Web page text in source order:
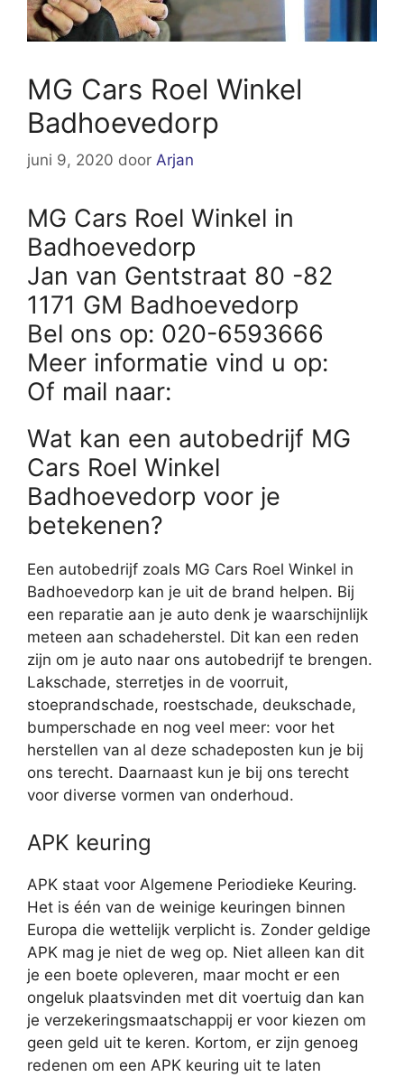
MG Cars Roel Winkel
Badhoevedorp
juni 9, 2020 door Arjan
MG Cars Roel Winkel in
Badhoevedorp
Jan van Gentstraat 80 -82
1171 GM Badhoevedorp
Bel ons op: 020-6593666
Meer informatie vind u op:
Of mail naar:
Wat kan een autobedrijf MG
Cars Roel Winkel
Badhoevedorp voor je
betekenen?
Een autobedrijf zoals MG Cars Roel Winkel in
Badhoevedorp kan je uit de brand helpen. Bij
een reparatie aan je auto denk je waarschijnlijk
meteen aan schadeherstel. Dit kan een reden
zijn om je auto naar ons autobedrijf te brengen.
Lakschade, sterretjes in de voorruit,
stoeprandschade, roestschade, deukschade,
bumperschade en nog veel meer: voor het
herstellen van al deze schadeposten kun je bij
ons terecht. Daarnaast kun je bij ons terecht
voor diverse vormen van onderhoud.
APK keuring
APK staat voor Algemene Periodieke Keuring.
Het is één van de weinige keuringen binnen
Europa die wettelijk verplicht is. Zonder geldige
APK mag je niet de weg op. Niet alleen kan dit
je een boete opleveren, maar mocht er een
ongeluk plaatsvinden met dit voertuig dan kan
je verzekeringsmaatschappij er voor kiezen om
geen geld uit te keren. Kortom, er zijn genoeg
redenen om een APK keuring uit te laten